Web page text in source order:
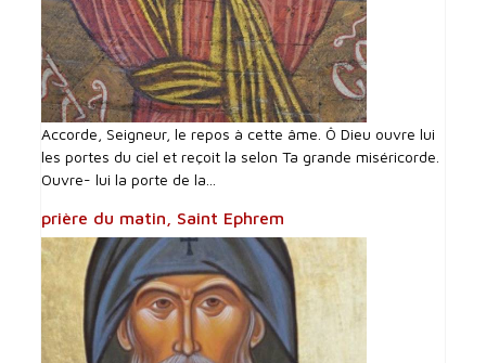
Accorde, Seigneur, le repos à cette âme. Ô Dieu ouvre lui
les portes du ciel et reçoit la selon Ta grande miséricorde.
Ouvre- lui la porte de la...
prière du matin, Saint Ephrem